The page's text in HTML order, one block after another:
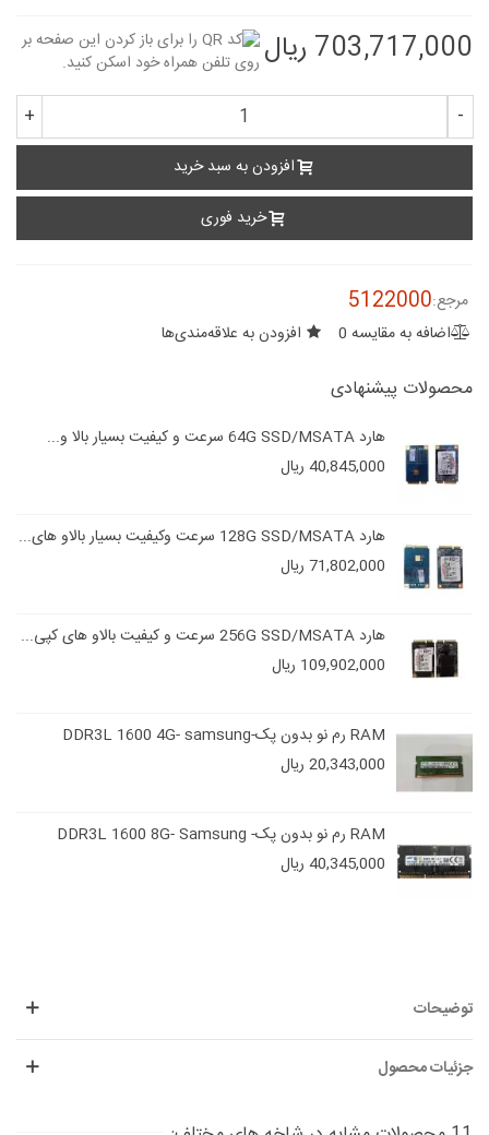
703,717,000 ریال
-
+
افزودن به سبد خرید
خرید فوری
مرجع:5122000
اضافه به مقایسه 0 افزودن به علاقه‌مندی‌ها
محصولات پیشنهادی
هارد 64G SSD/MSATA سرعت و کیفیت بسیار بالا و...
40,845,000 ریال
هارد 128G SSD/MSATA سرعت وکیفیت بسیار بالاو های...
71,802,000 ریال
هارد 256G SSD/MSATA سرعت و کیفیت بالاو های کپی...
109,902,000 ریال
RAM رم نو بدون پک-DDR3L 1600 4G- samsung
20,343,000 ریال
RAM رم نو بدون پک- DDR3L 1600 8G- Samsung
40,345,000 ریال
توضیحات
جزئیات محصول